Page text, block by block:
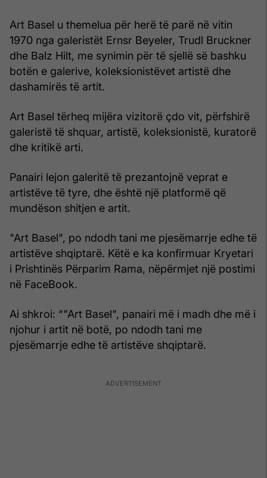
Art Basel u themelua për herë të parë në vitin
1970 nga galeristët Ernsr Beyeler, Trudl Bruckner
dhe Balz Hilt, me synimin për të sjellë së bashku
botën e galerive, koleksionistëvet artistë dhe
dashamirës të artit.
Art Basel tërheq mijëra vizitorë çdo vit, përfshirë
galeristë të shquar, artistë, koleksionistë, kuratorë
dhe kritikë arti.
Panairi lejon galeritë të prezantojnë veprat e
artistëve të tyre, dhe është një platformë që
mundëson shitjen e artit.
"Art Basel", po ndodh tani me pjesëmarrje edhe të
artistëve shqiptarë. Këtë e ka konfirmuar Kryetari
i Prishtinës Përparim Rama, nëpërmjet një postimi
në FaceBook.
Ai shkroi: “"Art Basel", panairi më i madh dhe më i
njohur i artit në botë, po ndodh tani me
pjesëmarrje edhe të artistëve shqiptarë.